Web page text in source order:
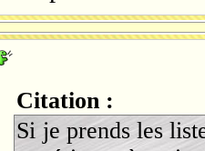
Citation :
Si je prends les